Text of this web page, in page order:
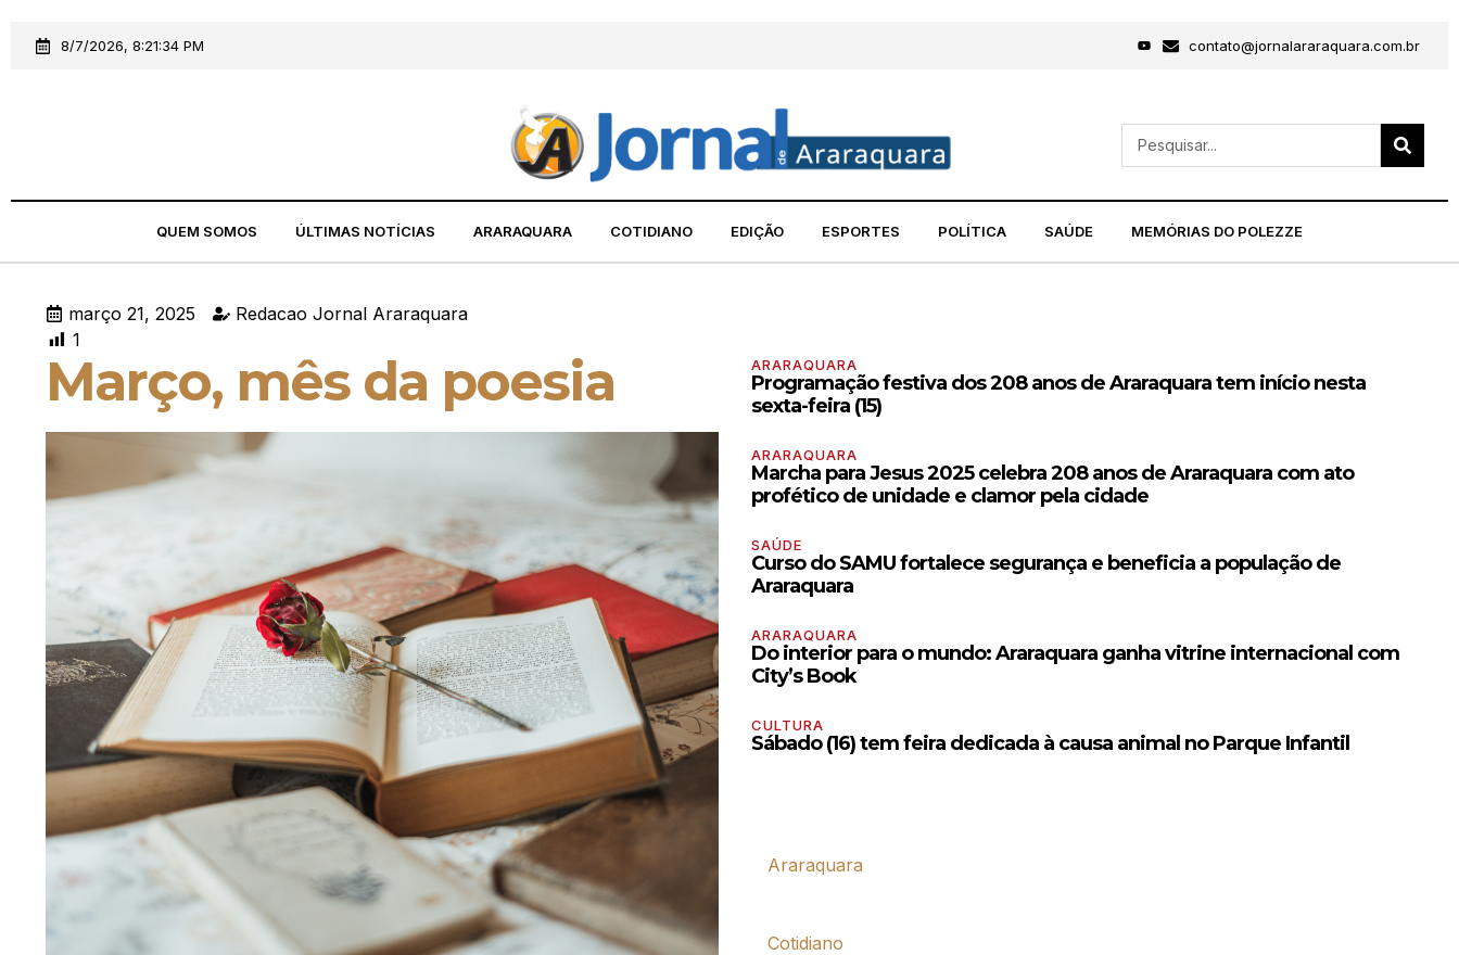
8/7/2026, 8:21:34 PM contato@jornalararaquara.com.br
QUEM SOMOS ÚLTIMAS NOTÍCIAS ARARAQUARA COTIDIANO EDIÇÃO ESPORTES POLÍTICA SAÚDE MEMÓRIAS DO POLEZZE
março 21, 2025
Redacao Jornal Araraquara
1
Março, mês da poesia ARARAQUARA
Programação festiva dos 208 anos de Araraquara tem início nesta
sexta-feira (15)
ARARAQUARA
Marcha para Jesus 2025 celebra 208 anos de Araraquara com ato
profético de unidade e clamor pela cidade
SAÚDE
Curso do SAMU fortalece segurança e beneficia a população de
Araraquara
ARARAQUARA
Do interior para o mundo: Araraquara ganha vitrine internacional com
City’s Book
CULTURA
Sábado (16) tem feira dedicada à causa animal no Parque Infantil
Araraquara
Cotidiano